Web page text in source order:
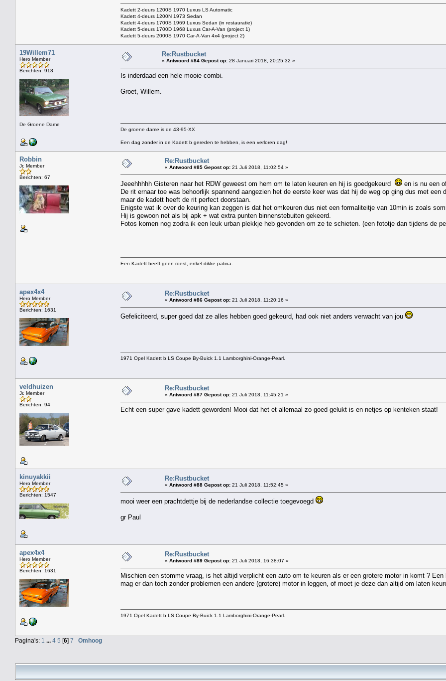
Kadett 2-deurs 1200S 1970 Luxus LS Automatic
Kadett 4-deurs 1200N 1973 Sedan
Kadett 4-deurs 1700S 1969 Luxus Sedan (in restauratie)
Kadett 5-deurs 1700D 1968 Luxus Car-A-Van (project 1)
Kadett 5-deurs 2000S 1970 Car-A-Van 4x4 (project 2)
19Willem71
Hero Member
Berichten: 918
De Groene Dame
Re:Rustbucket
« Antwoord #84 Gepost op: 28 Januari 2018, 20:25:32 »
Is inderdaad een hele mooie combi.
Groet, Willem.
De groene dame is de 43-95-XX
Een dag zonder in de Kadett b gereden te hebben, is een verloren dag!
Robbin
Jr. Member
Berichten: 67
Re:Rustbucket
« Antwoord #85 Gepost op: 21 Juli 2018, 11:02:54 »
Jeeehhhhh Gisteren naar het RDW geweest om hem om te laten keuren en hij is goedgekeurd
en is nu een
De rit ernaar toe was behoorlijk spannend aangezien het de eerste keer was dat hij de weg op ging dus met
maar de kadett heeft de rit perfect doorstaan.
Enigste wat ik over de keuring kan zeggen is dat het omkeuren dus niet een formaliteitje van 10min is zoals
Hij is gewoon net als bij apk + wat extra punten binnenstebuiten gekeerd.
Fotos komen nog zodra ik een leuk urban plekkje heb gevonden om ze te schieten. (een fototje dan tijdens de
Een Kadett heeft geen roest, enkel dikke patina.
apex4x4
Hero Member
Berichten: 1631
Re:Rustbucket
« Antwoord #86 Gepost op: 21 Juli 2018, 11:20:16 »
Gefeliciteerd, super goed dat ze alles hebben goed gekeurd, had ook niet anders verwacht van jou
1971 Opel Kadett b LS Coupe By-Buick 1.1 Lamborghini-Orange-Pearl.
veldhuizen
Jr. Member
Berichten: 94
Re:Rustbucket
« Antwoord #87 Gepost op: 21 Juli 2018, 11:45:21 »
Echt een super gave kadett geworden! Mooi dat het et allemaal zo goed gelukt is en netjes op kenteken staat!
kinuyakkii
Hero Member
Berichten: 1547
Re:Rustbucket
« Antwoord #88 Gepost op: 21 Juli 2018, 11:52:45 »
mooi weer een prachtdettje bij de nederlandse collectie toegevoegd
gr Paul
apex4x4
Hero Member
Berichten: 1631
Re:Rustbucket
« Antwoord #89 Gepost op: 21 Juli 2018, 16:38:07 »
Mischien een stomme vraag, is het altijd verplicht een auto om te keuren als er een grotere motor in komt ?
mag er dan toch zonder problemen een andere (grotere) motor in leggen, of moet je deze dan altijd om laten
1971 Opel Kadett b LS Coupe By-Buick 1.1 Lamborghini-Orange-Pearl.
Pagina's: 1 ... 4 5 [6] 7 Omhoog